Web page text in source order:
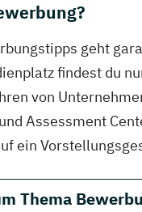
geht
findest du
von
Assessment
ein
Thema